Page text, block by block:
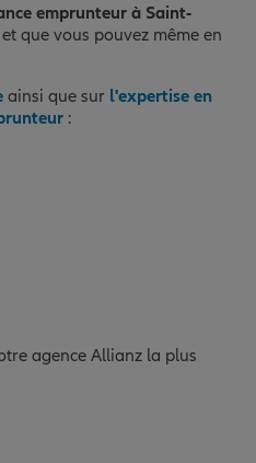
emprunteur à Saint-
que vous pouvez même en
ainsi que sur l'expertise en
:
agence Allianz la plus